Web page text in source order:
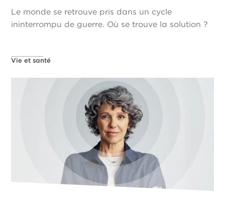
Le monde se retrouve pris dans un cycle
ininterrompu de guerre. Où se trouve la solution ?
Vie et santé